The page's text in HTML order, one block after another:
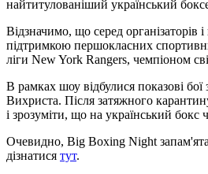
найтитулованіший український
Відзначимо, що серед
підтримкою першокласних
ліги New York Rangers, чемпіоном
В рамках шоу відбулися показові
Вихриста. Після затяжного
і зрозуміти, що на український бокс
Очевидно, Big Boxing Night
дізнатися тут.